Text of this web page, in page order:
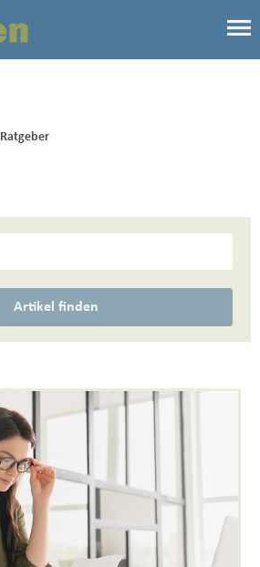
Ratgeber
Artikel finden